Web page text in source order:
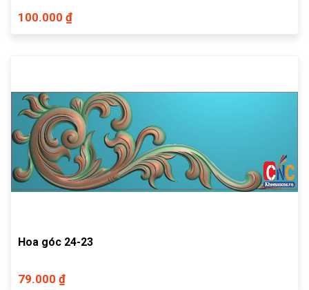
100.000 ₫
Hoa góc 24-23
79.000 ₫